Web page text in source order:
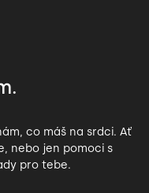
co máš na srdci. Ať
nebo jen pomoci s
pro tebe.